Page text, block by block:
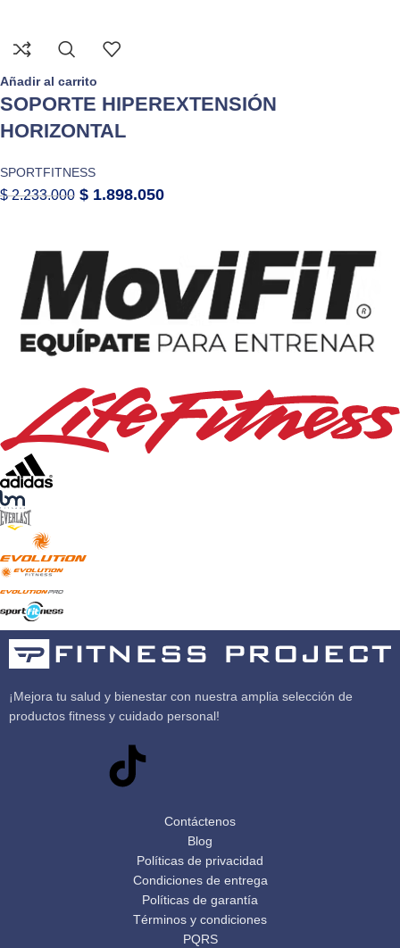
Añadir al carrito
SOPORTE HIPEREXTENSIÓN
HORIZONTAL
SPORTFITNESS
$2.233.000 $ 1.898.050
¡Mejora tu salud y bienestar con nuestra amplia selección de
productos fitness y cuidado personal!
Contáctenos
Blog
Políticas de privacidad
Condiciones de entrega
Políticas de garantía
Términos y condiciones
PQRS